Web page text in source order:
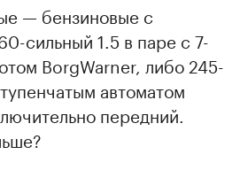
— бензиновые с
сильный 1.5 в паре с 7-
BorgWarner, либо 245-
автоматом
передний.